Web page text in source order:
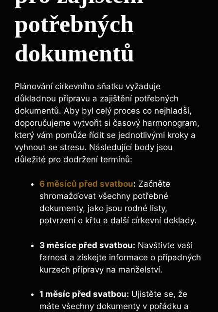
potřebných
dokumentů
Plánování církevního sňatku vyžaduje
důkladnou přípravu a zajištění potřebných
dokumentů. Aby byl celý proces co nejhladší,
doporučujeme vytvořit si časový harmonogram,
který vám pomůže řídit se jednotlivými kroky a
vyhnout se stresu. Následující body jsou
důležité pro dodržení termínů:
6 měsíců před svatbou: Začněte
shromažďovat všechny potřebné
dokumenty, jako jsou rodné listy,
potvrzení o křtu a další církevní doklady.
3 měsíce před svatbou: Navštivte vaši
farnost a získejte informace o případných
kurzech přípravy na manželství.
1 měsíc před svatbou: Ujistěte se, že
máte všechny dokumenty v pořádku a